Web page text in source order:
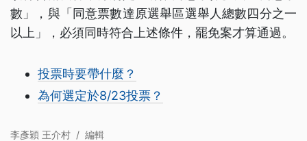
數」，與「同意票數達原選舉區選舉人總數四分之一
以上」，必須同時符合上述條件，罷免案才算通過。
投票時要帶什麼？
為何選定於8/23投票？
李彥穎 王介村 / 編輯